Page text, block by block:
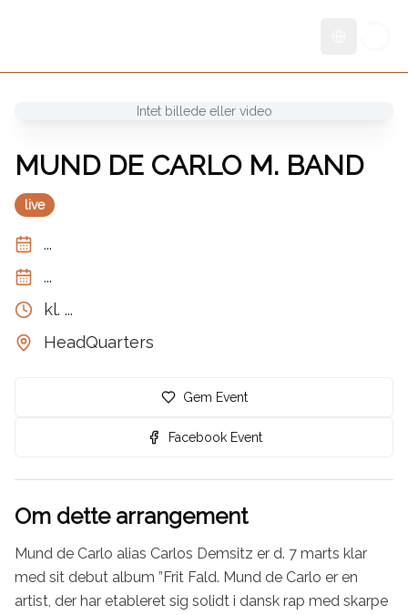
Intet billede eller video
MUND DE CARLO M. BAND
live
...
...
kl. ...
HeadQuarters
Gem Event
Facebook Event
Om dette arrangement
Mund de Carlo alias Carlos Demsitz er d. 7 marts klar
med sit debut album ”Frit Fald. Mund de Carlo er en
artist, der har etableret sig solidt i dansk rap med skarpe